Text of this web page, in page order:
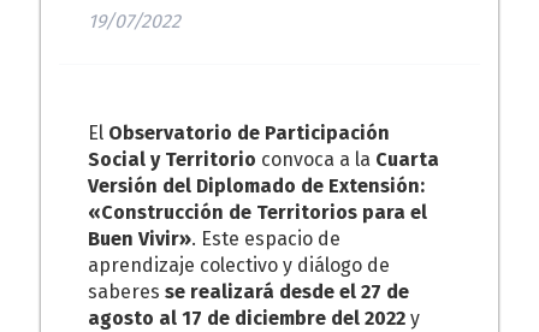
19/07/2022
El Observatorio de Participación
Social y Territorio convoca a la Cuarta
Versión del Diplomado de Extensión:
«Construcción de Territorios para el
Buen Vivir». Este espacio de
aprendizaje colectivo y diálogo de
saberes se realizará desde el 27 de
agosto al 17 de diciembre del 2022y